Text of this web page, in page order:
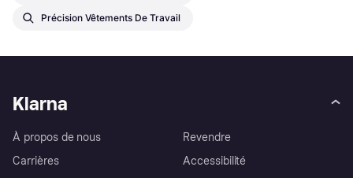
Précision Vêtements De Travail
Klarna
À propos de nous
Carrières
Revendre
Accessibilité